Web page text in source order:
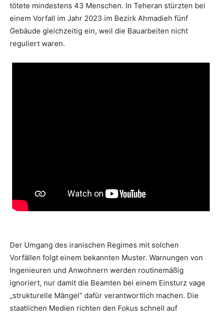
tötete mindestens 43 Menschen. In Teheran stürzten bei
einem Vorfall im Jahr 2023 im Bezirk Ahmadieh fünf
Gebäude gleichzeitig ein, weil die Bauarbeiten nicht
reguliert waren.
Der Umgang des iranischen Regimes mit solchen
Vorfällen folgt einem bekannten Muster. Warnungen von
Ingenieuren und Anwohnern werden routinemäßig
ignoriert, nur damit die Beamten bei einem Einsturz vage
„strukturelle Mängel“ dafür verantwortlich machen. Die
staatlichen Medien richten den Fokus schnell auf